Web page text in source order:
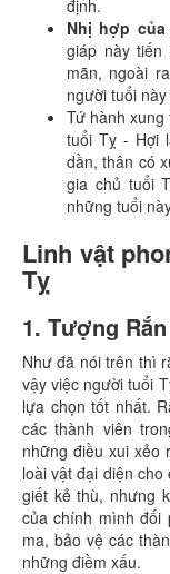
định.
Nhị hợp
giáp này
mãn, ngoài
người tuổi
Tứ hành xung
tuổi Tỵ - Hợi
dần, thân có
gia chủ tuổi
những tuổi
Linh vật
Tỵ
1. Tượng
Như đã nói trên thì
vậy việc người tuổi
lựa chọn tốt nhất.
các thành viên
những điều xui xẻo
loài vật đại diện
giết kẻ thù, nhưng
của chính mình đối
ma, bảo vệ các
những điềm xấu.